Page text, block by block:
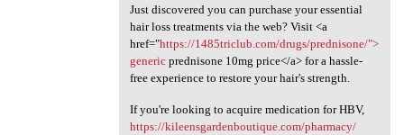
Just discovered you can purchase your essential
hair loss treatments via the web? Visit <a
href="https://1485triclub.com/drugs/prednisone/">
genericprednisone 10mg price</a> for a hassle-
free experience to restore your hair's strength.
If you're looking to acquire medication for HBV,
https://kileensgardenboutique.com/pharmacy/